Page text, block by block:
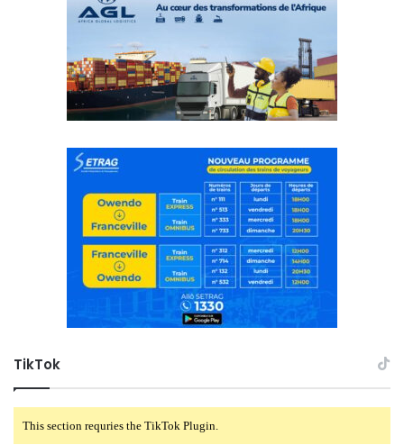
TikTok
This section requries the TikTok Plugin.